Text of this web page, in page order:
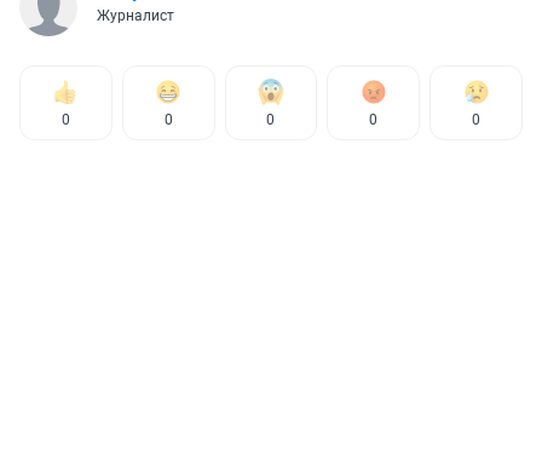
Журналист
0 0 0 0 0